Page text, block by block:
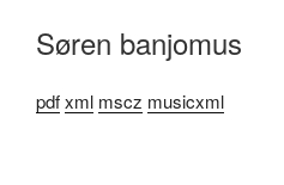
Søren banjomus
pdfxml mscz musicxml